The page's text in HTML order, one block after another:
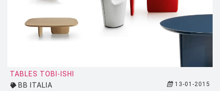
LUCE PLAN
MANUTTI
TABLES TOBI-ISHI
BB ITALIA
13-01-2015